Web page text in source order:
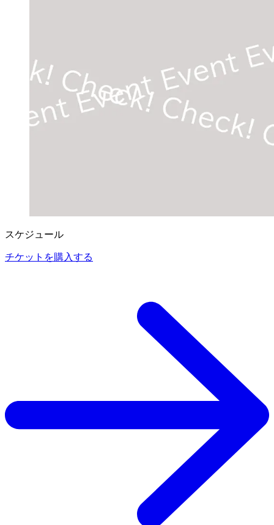
スケジュール
チケットを購入する